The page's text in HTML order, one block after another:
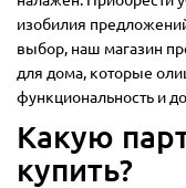
изобилия
выбор, наш магазин
для дома, которые
функциональность и
Какую
купить?